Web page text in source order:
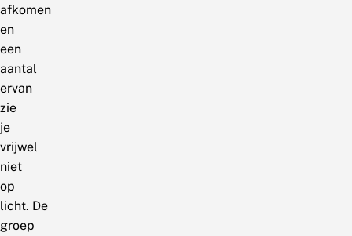
afkomen
en
een
aantal
ervan
zie
je
vrijwel
niet
op
licht. De
groep